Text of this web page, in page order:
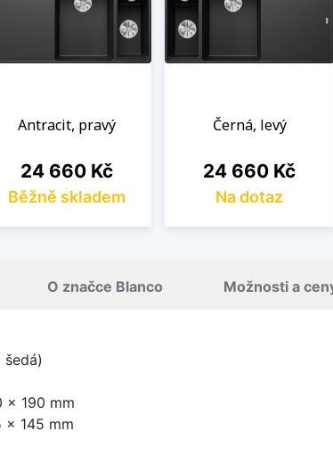
Antracit, pravý
Cena
24 660 Kč
Běžně skladem
Černá, levý
Cena
24 660 Kč
Na dotaz
O značce Blanco Možnosti a
šedá)
x 190 mm
x 145 mm